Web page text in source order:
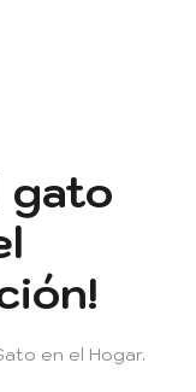
gato
en el Hogar.